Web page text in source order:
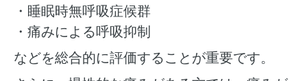
・睡眠時無呼吸症候群
・痛みによる呼吸抑制
などを総合的に評価することが重要です。